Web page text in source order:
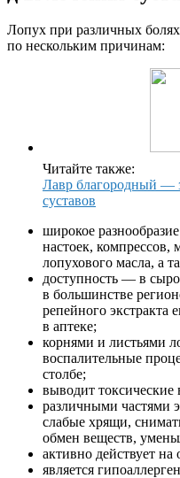
Лопух при различных
по нескольким причинам:
Читайте также:
Лавр благородный —
суставов
широкое
настоек, компрессов,
лопухового масла, а
доступность — в
в большинстве
репейного экстракта
в аптеке;
корнями и листьями
воспалительные
столбе;
выводит токсические
различными частями
слабые хрящи,
обмен веществ,
активно действует
является